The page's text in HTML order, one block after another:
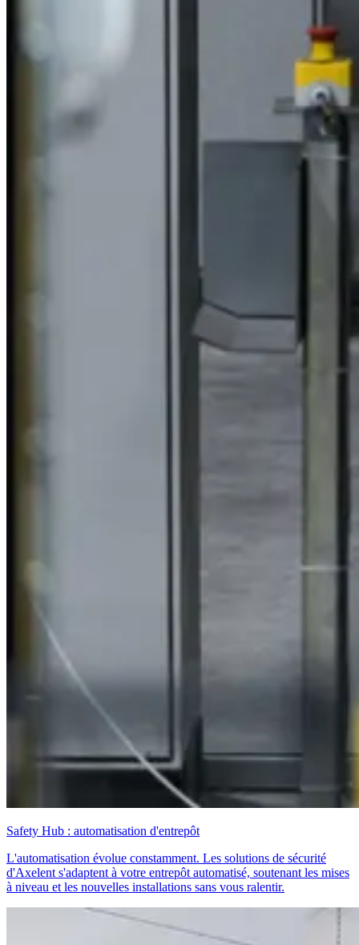
Safety Hub : automatisation d'entrepôt
L'automatisation évolue constamment. Les solutions de sécurité
d'Axelent s'adaptent à votre entrepôt automatisé, soutenant les mises
à niveau et les nouvelles installations sans vous ralentir.